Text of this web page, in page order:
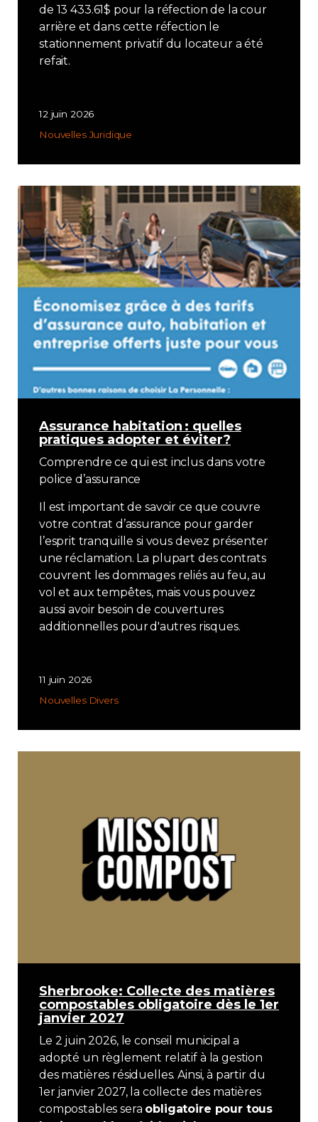
de 13 433.61$ pour la réfection de la cour
arrière et dans cette réfection le
stationnement privatif du locateur a été
refait.
12 juin 2026
Nouvelles Juridique
Assurance habitation : quelles
pratiques adopter et éviter?
Comprendre ce qui est inclus dans votre
police d’assurance
Il est important de savoir ce que couvre
votre contrat d’assurance pour garder
l’esprit tranquille si vous devez présenter
une réclamation. La plupart des contrats
couvrent les dommages reliés au feu, au
vol et aux tempêtes, mais vous pouvez
aussi avoir besoin de couvertures
additionnelles pour d'autres risques.
11 juin 2026
Nouvelles Divers
Sherbrooke: Collecte des matières
compostables obligatoire dès le 1er
janvier 2027
Le 2 juin 2026, le conseil municipal a
adopté un règlement relatif à la gestion
des matières résiduelles. Ainsi, à partir du
1er janvier 2027, la collecte des matières
compostables sera obligatoire pour tous